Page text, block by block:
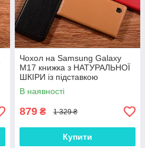
Чохол на Samsung Galaxy
M17 книжка з НАТУРАЛЬНОЇ
ШКІРИ із підставкою
візитницею протиударний
магнітний"CLASIC"
В наявності
879 ₴ 1 329 ₴
Купити